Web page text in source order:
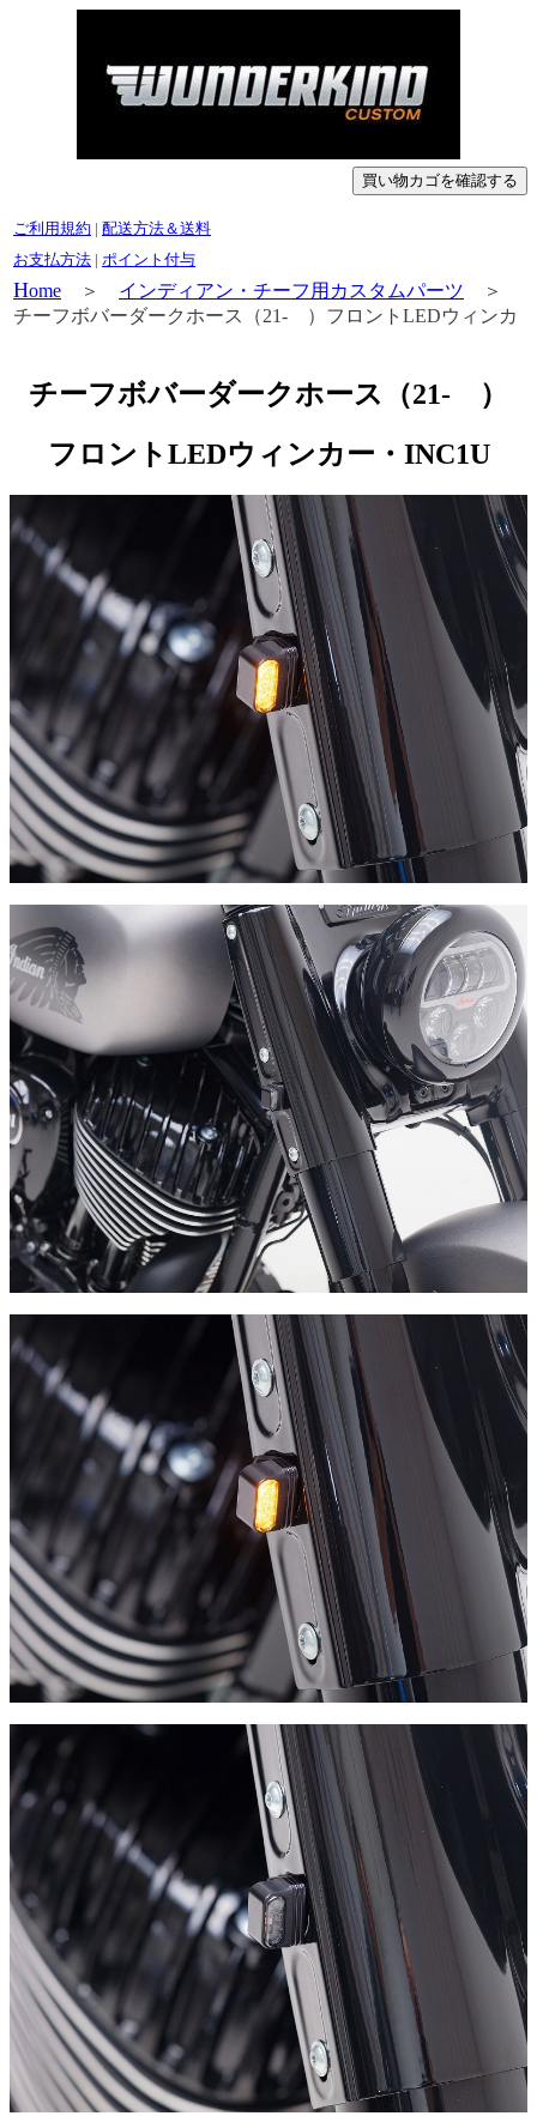
ご利用規約 | 配送方法＆送料
お支払方法
ポイント付与
Home ＞ インディアン・チーフ用カスタムパーツ ＞
チーフボバーダークホース（21- ）フロントLEDウィンカ
チーフボバーダークホース（21- ）
フロントLEDウィンカー・INC1U